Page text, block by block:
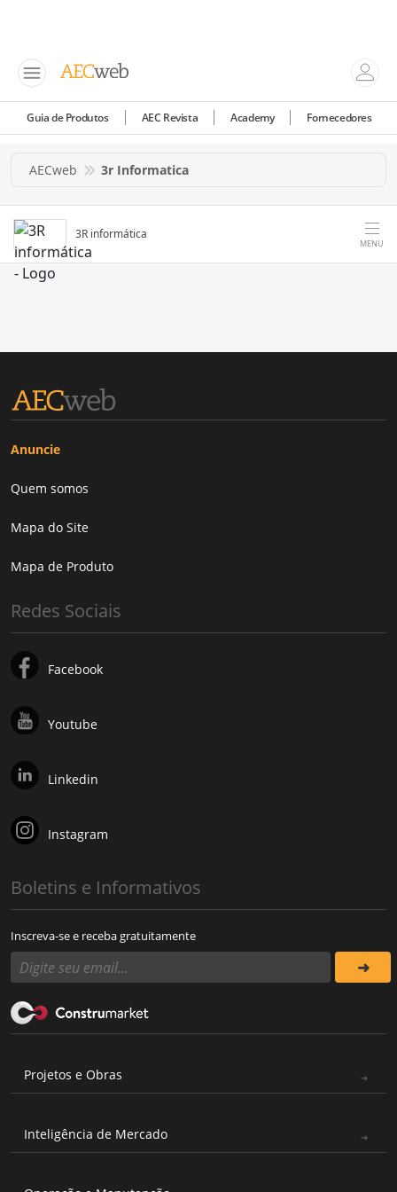
Guia de Produtos AEC Revista Academy Fornecedores
AECweb 3r Informatica
3R informática
MENU
Anuncie
Quem somos
Mapa do Site
Mapa de Produto
Redes Sociais
Facebook
Youtube
Linkedin
Instagram
Boletins e Informativos
Inscreva-se e receba gratuitamente
Projetos e Obras
Inteligência de Mercado